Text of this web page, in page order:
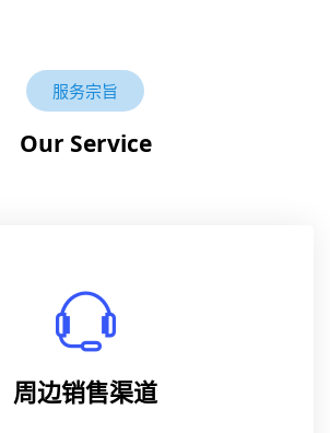
服务宗旨
Our Service
周边销售渠道